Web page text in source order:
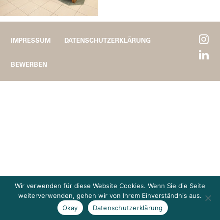
IMPRESSUM DATENSCHUTZERKLÄRUNG
BEWERBEN
Wir verwenden für diese Website Cookies. Wenn Sie die Seite
weiterverwenden, gehen wir von Ihrem Einverständnis aus.
Okay
Datenschutzerklärung